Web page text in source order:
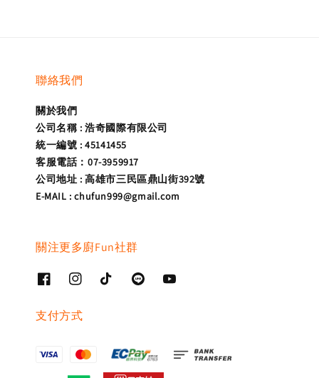
聯絡我們
關於我們
公司名稱 : 浩奇國際有限公司
統一編號 : 45141455
客服電話：07-3959917
公司地址 : 高雄市三民區鼎山街392號
E-MAIL : chufun999@gmail.com
關注更多廚Fun社群
支付方式